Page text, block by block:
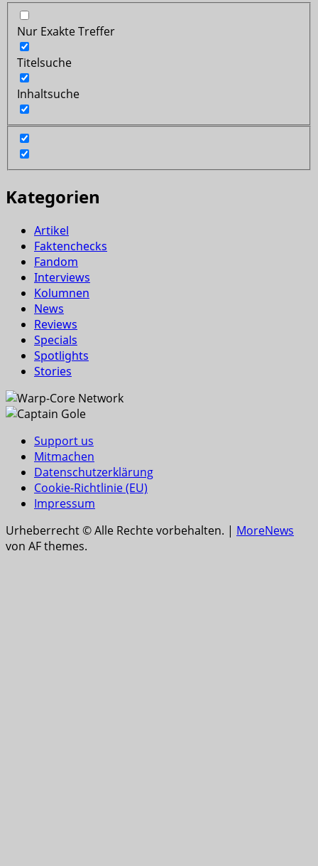
Nur Exakte Treffer
Titelsuche
Inhaltsuche
Kategorien
Artikel
Faktenchecks
Fandom
Interviews
Kolumnen
News
Reviews
Specials
Spotlights
Stories
Support us
Mitmachen
Datenschutzerklärung
Cookie-Richtlinie (EU)
Impressum
Urheberrecht © Alle Rechte vorbehalten. | MoreNews
von AF themes.